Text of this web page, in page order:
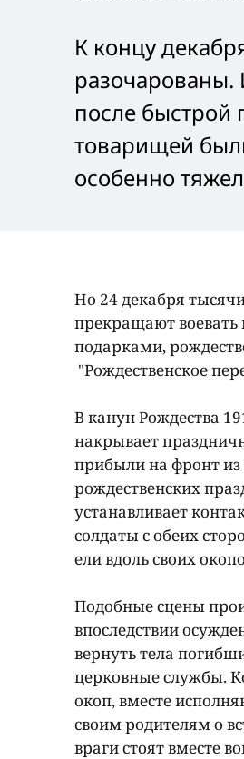
К концу
после быстрой
товарищей
особенно
Но 24 декабря
прекращают воевать
подарками,
"Рождественское
В канун Рождества
накрывает
прибыли на фронт
рождественских
устанавливает
солдаты с обеих
ели вдоль своих
Подобные сцены
впоследствии
вернуть тела
церковные службы.
окоп, вместе
своим родителям о
враги стоят вместе